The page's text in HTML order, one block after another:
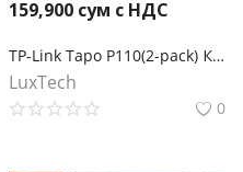
159,900 сум с НДС
TP-Link Tapo P110(2-pack) Компактная умная розетка
LuxTech
0